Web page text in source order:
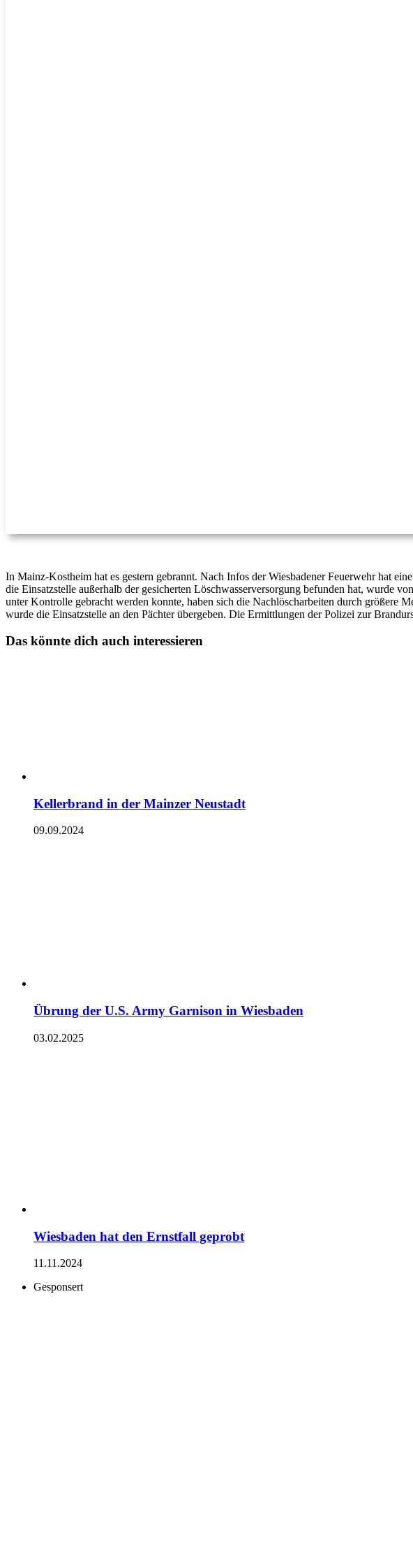
In Mainz-Kostheim hat es gestern gebrannt. Nach Infos der Wiesbadener Feuerwehr hat
die Einsatzstelle außerhalb der gesicherten Löschwasserversorgung befunden hat, wurde
unter Kontrolle gebracht werden konnte, haben sich die Nachlöscharbeiten durch größere
wurde die Einsatzstelle an den Pächter übergeben. Die Ermittlungen der Polizei zur
Das könnte dich auch interessieren
Kellerbrand in der Mainzer Neustadt
09.09.2024
Übrung der U.S. Army Garnison in Wiesbaden
03.02.2025
Wiesbaden hat den Ernstfall geprobt
11.11.2024
Gesponsert